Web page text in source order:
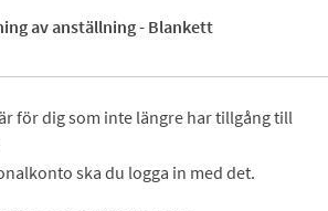
av anställning - Blankett
för dig som inte längre har tillgång till
ska du logga in med det.